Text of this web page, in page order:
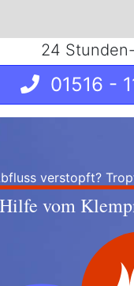
24
01516 -
verstopft?
vom